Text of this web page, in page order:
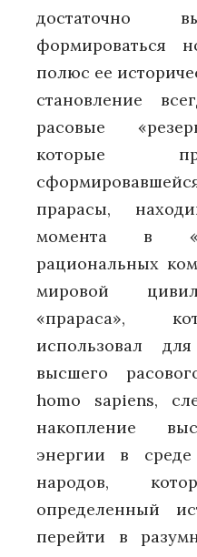
достаточно
формироваться
полюс ее
становление
расовые
которые
прарасы,
момента в
рациональных
мировой
«прараса»,
использовал
высшего
homo sapiens,
накопление
энергии в
народов,
определенный
перейти в